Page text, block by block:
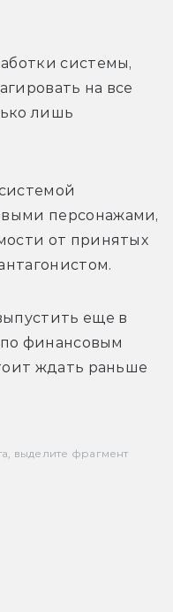
системы,
на все
лишь
персонажами,
от принятых
еще в
по финансовым
ждать раньше
выделите фрагмент